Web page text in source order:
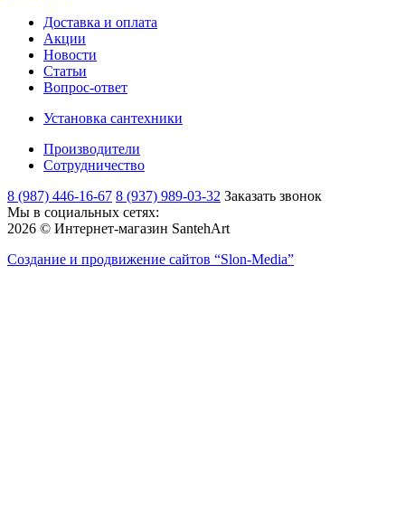
Доставка и оплата
Акции
Новости
Статьи
Вопрос-ответ
Установка сантехники
Производители
Сотрудничество
8 (987) 446-16-67 8 (937) 989-03-32 Заказать звонок
Мы в социальных сетях:
2026 © Интернет-магазин SantehArt
Создание и продвижение сайтов “Slon-Media”